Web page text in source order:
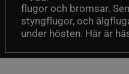
flugor och bromsar.
styngflugor, och
under hösten. Här är